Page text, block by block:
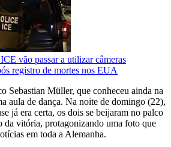
vão passar a utilizar câmeras
registro de mortes nos EUA
Sebastian Müller, que conheceu ainda na
aula de dança. Na noite de domingo (22),
já era certa, os dois se beijaram no palco
da vitória, protagonizando uma foto que
em toda a Alemanha.